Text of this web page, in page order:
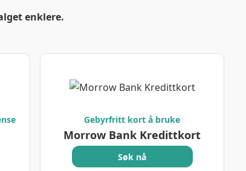
enklere.
Gebyrfritt kort å bruke
Morrow Bank Kredittkort
Søk nå